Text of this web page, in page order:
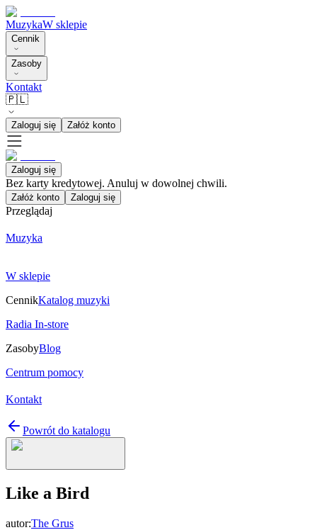
MuzykaW sklepie
Cennik
Zasoby
Kontakt
🇵🇱
Zaloguj się Załóż konto
Zaloguj się
Bez karty kredytowej. Anuluj w dowolnej chwili.
Załóż konto Zaloguj się
Przeglądaj
Muzyka
W sklepie
CennikKatalog muzyki
Radia In-store
ZasobyBlog
Centrum pomocy
Kontakt
Powrót do katalogu
Like a Bird
autor:The Grus